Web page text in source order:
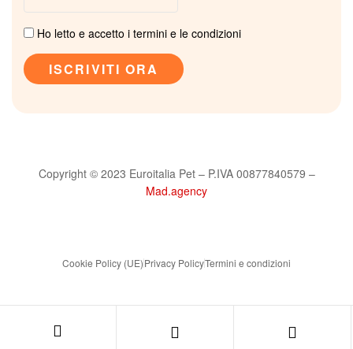
Ho letto e accetto i termini e le condizioni
Copyright © 2023 Euroitalia Pet – P.IVA 00877840579 –
Mad.agency
Cookie Policy (UE)Privacy PolicyTermini e condizioni